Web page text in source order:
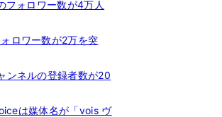
ォロワー数が4万人
ロワー数が2万を突
ネルの登録者数が20
は媒体名が「vois ヴ